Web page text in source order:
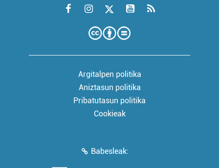
Argitalpen politika
Aniztasun politika
Pribatutasun politika
Cookieak
Babesleak: